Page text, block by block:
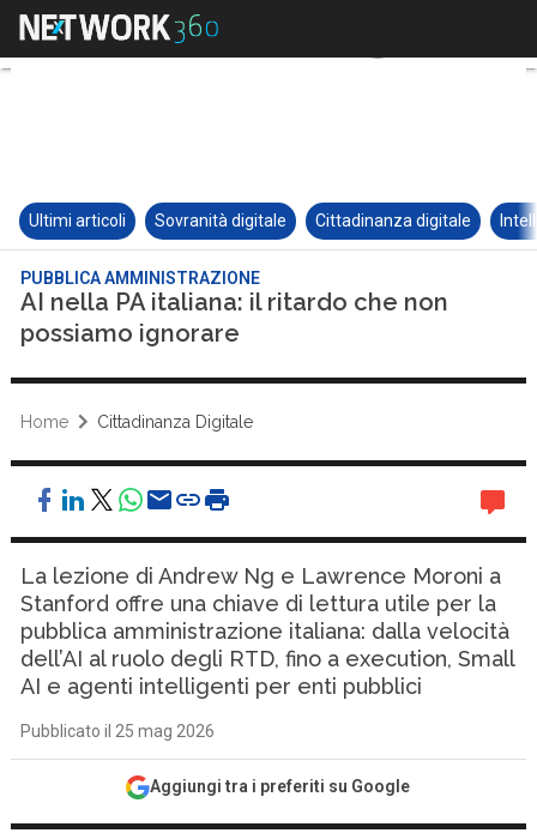
Ultimi articoli Sovranità digitale Cittadinanza digitale
PUBBLICA AMMINISTRAZIONE
AI nella PA italiana: il ritardo che non
possiamo ignorare
Home Cittadinanza Digitale
La lezione di Andrew Ng e Lawrence Moroni a
Stanford offre una chiave di lettura utile per la
pubblica amministrazione italiana: dalla velocità
dell’AI al ruolo degli RTD, fino a execution, Small
AI e agenti intelligenti per enti pubblici
Pubblicato il 25 mag 2026
Aggiungi tra i preferiti su Google